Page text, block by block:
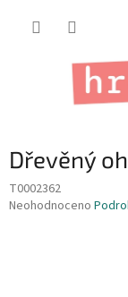
Dřevěný
T0002362
Průměrné
Neohodnoceno